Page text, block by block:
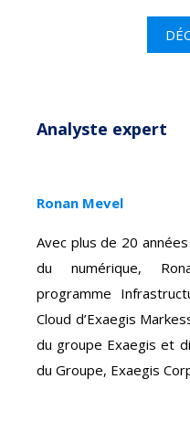
Analyste expert
Ronan Mevel
Avec plus de 20
du numérique,
programme
Cloud d’Exaegis
du groupe Exaegis et
du Groupe, Exaegis